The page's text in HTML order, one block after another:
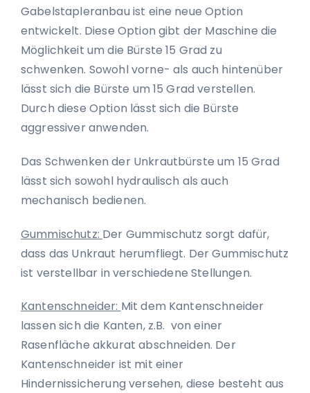
Gabelstapleranbau ist eine neue Option
entwickelt. Diese Option gibt der Maschine die
Möglichkeit um die Bürste 15 Grad zu
schwenken. Sowohl vorne- als auch hintenüber
lässt sich die Bürste um 15 Grad verstellen.
Durch diese Option lässt sich die Bürste
aggressiver anwenden.
Das Schwenken der Unkrautbürste um 15 Grad
lässt sich sowohl hydraulisch als auch
mechanisch bedienen.
Gummischutz: Der Gummischutz sorgt dafür,
dass das Unkraut herumfliegt. Der Gummischutz
ist verstellbar in verschiedene Stellungen.
Kantenschneider: Mit dem Kantenschneider
lassen sich die Kanten, z.B. von einer
Rasenfläche akkurat abschneiden. Der
Kantenschneider ist mit einer
Hindernissicherung versehen, diese besteht aus